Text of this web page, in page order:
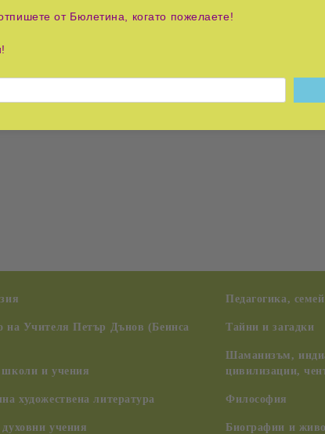
на Учителя Петър Дънов (Беинса
и учения
художествена литература
учения
Педагогика,
Тайни и загадки
Шаманизъм,
цивилизации,
Философия
Биографии и
от Бюлетина, когато пожелаете!